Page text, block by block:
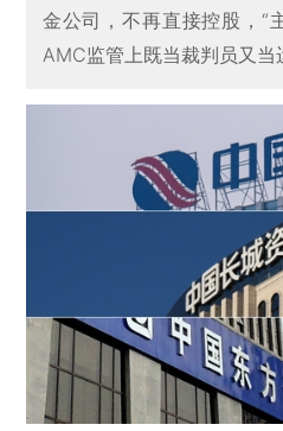
金公司，不再直接控股，“
AMC监管上既当裁判员又当